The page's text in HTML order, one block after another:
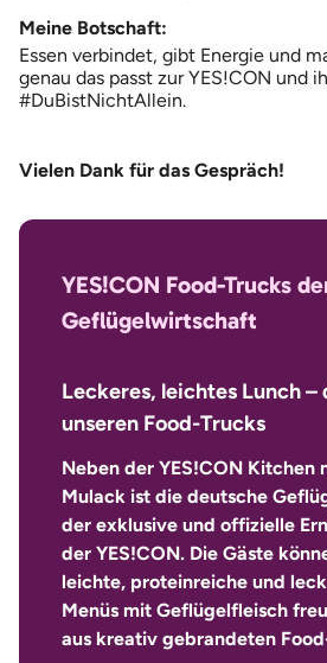
Meine Botschaft:
Essen verbindet, gibt Energie und
genau das passt zur YES!CON und
#DuBistNichtAllein.
Vielen Dank für das Gespräch!
YES!CON Food-Trucks
Geflügelwirtschaft
Leckeres, leichtes Lunch –
unseren Food-Trucks
Neben der YES!CON Kitchen
Mulack ist die deutsche
der exklusive und offizielle
der YES!CON. Die Gäste
leichte, proteinreiche und
Menüs mit Geflügelfleisch
aus kreativ gebrandeten